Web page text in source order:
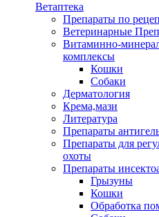
Ветаптека
Препараты по
Ветеринарные
Витаминно-
комплексы
Кошки
Собаки
Дерматология
Крема,мази
Литература
Препараты
Препараты для
охоты
Препараты
Грызуны
Кошки
Обработка